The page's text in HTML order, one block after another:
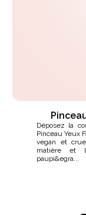
Déposez la
Pinceau Yeux
vegan et
matière et
paupi&egra...